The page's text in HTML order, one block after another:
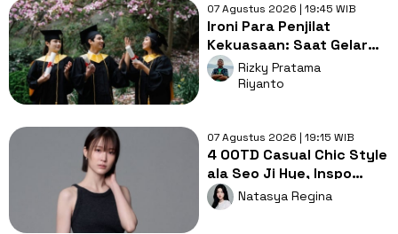
07 Agustus 2026 | 19:45 WIB
Ironi Para Penjilat
Kekuasaan: Saat Gelar
Akademis Kalah oleh
Mental ABS
Rizky Pratama
Riyanto
07 Agustus 2026 | 19:15 WIB
4 OOTD Casual Chic Style
ala Seo Ji Hye, Inspo
Gaya Ngampus Sampai
Ngantor!
Natasya Regina